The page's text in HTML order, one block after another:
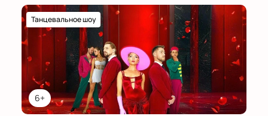
6+
Танцевальное шоу